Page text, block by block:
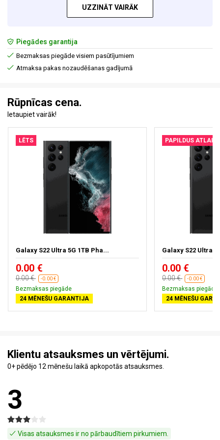
UZZINĀT VAIRĀK
Piegādes garantija
Bezmaksas piegāde visiem pasūtījumiem
Atmaksa pakas nozaudēšanas gadījumā
Rūpnīcas cena.
Ietaupiet vairāk!
LĒTS
Galaxy S22 Ultra 5G 1TB Pha...
0.00 €
0.00 € -0.00 €
Bezmaksas piegāde
24 MĒNEŠU GARANTIJA
PAPILDUS
Galaxy S22 Ultra
0.00 €
0.00 € -0.00 €
Bezmaksas piegāde
24 MĒNEŠU
Klientu atsauksmes un vērtējumi.
0+ pēdējo 12 mēnešu laikā apkopotās atsauksmes.
3
Visas atsauksmes ir no pārbaudītiem pirkumiem.